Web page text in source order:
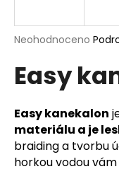
Průměrné
produktu
je
z
5
hvězdiček.
Neohodnoceno
Easy
Easy kanekalon
materiálu a je
braiding a tvorbu
horkou vodou
j
t
?